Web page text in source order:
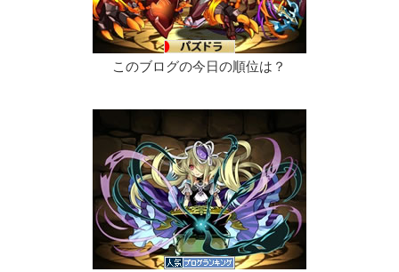
このブログの今日の順位は？